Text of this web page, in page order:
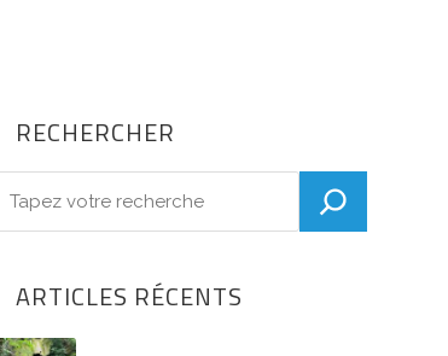
RECHERCHER
ARTICLES RÉCENTS